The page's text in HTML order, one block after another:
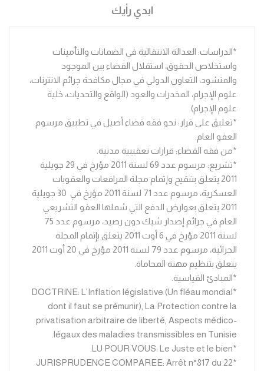
ابدي رأيك
*الدراسات: العدالة الانتقالية في الضمانات والتأمينات
واستخلاص الحقوق، استقلال القضاء بين الموجود
والمنشود، التعاون الدولي في مجال مكافحة جرائم الانترنات،
علوم الإجرام، المخدرات والعود (الواقع والتحديات، خلية
علوم الإجرام).
*تعليق على قرار: نحو فقه قضاء أصيل في تطبيق مرسوم
العفو العام.
*من فقه القضاء: قرارات تعقيبية مدنية.
*تشريع: مرسوم عدد 69 لسنة 2011 مؤرخ في 29 جويلية
2011 يتعلق بتنقيح وإتمام مجلة المرافعات والعقوبات
العسكرية، مرسوم عدد 71 لسنة 2011 مؤرخ في 30 جويلية
2011 يتعلق بعوارض الدفع التي شملها العفو التشريعي
العام في جرائم إصدار شيك دون رصيد، مرسوم عدد 75
لسنة 2011 مؤرخ في 6 أوت 2011 يتعلق بإتمام المجلة
الجزائية، مرسوم عدد 79 لسنة 2011 مؤرخ في 20 أوت 2011
يتعلق بتنظيم مهنة المحاماة.
*المبادئ القياسية.
*DOCTRINE: L'Inflation législative (Un fléau mondial
dont il faut se prémunir), La Protection contre la
privatisation arbitraire de liberté, Aspects médico-
légaux des maladies transmissibles en Tunisie.
*LU POUR VOUS: Le Juste et le bien.
*JURISPRUDENCE COMPAREE: Arrêt n°817 du 22